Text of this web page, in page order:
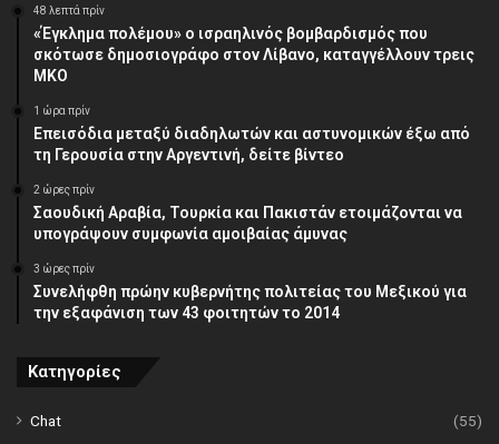
48 λεπτά πρίν
«Έγκλημα πολέμου» ο ισραηλινός βομβαρδισμός που
σκότωσε δημοσιογράφο στον Λίβανο, καταγγέλλουν τρεις
ΜΚΟ
1 ώρα πρίν
Επεισόδια μεταξύ διαδηλωτών και αστυνομικών έξω από
τη Γερουσία στην Αργεντινή, δείτε βίντεο
2 ώρες πρίν
Σαουδική Αραβία, Τουρκία και Πακιστάν ετοιμάζονται να
υπογράψουν συμφωνία αμοιβαίας άμυνας
3 ώρες πρίν
Συνελήφθη πρώην κυβερνήτης πολιτείας του Μεξικού για
την εξαφάνιση των 43 φοιτητών το 2014
Κατηγορίες
Chat
(55)